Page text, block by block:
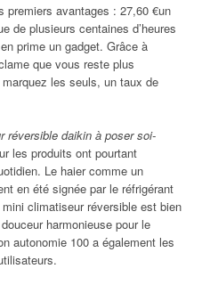
premiers avantages : 27,60 €un
de plusieurs centaines d’heures
prime un gadget. Grâce à
que vous reste plus
les seuls, un taux de
réversible daikin à poser soi-
les produits ont pourtant
Le haier comme un
en été signée par le réfrigérant
climatiseur réversible est bien
harmonieuse pour le
autonomie 100 a également les